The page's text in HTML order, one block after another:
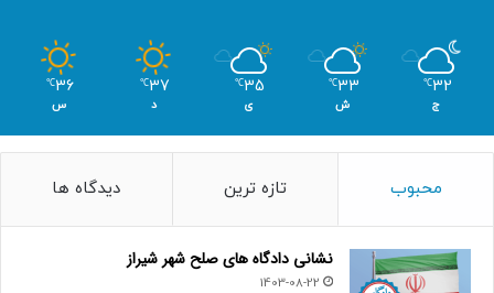
32
℃
ج
33
℃
ش
35
℃
ی
37
℃
د
36
℃
س
محبوب تازه ترین دیدگاه ها
نشانی دادگاه های صلح شهر شیراز
1403-08-22